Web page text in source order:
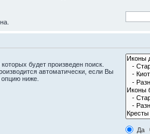
будет произведен поиск.
автоматически, если Вы
ниже.
Да